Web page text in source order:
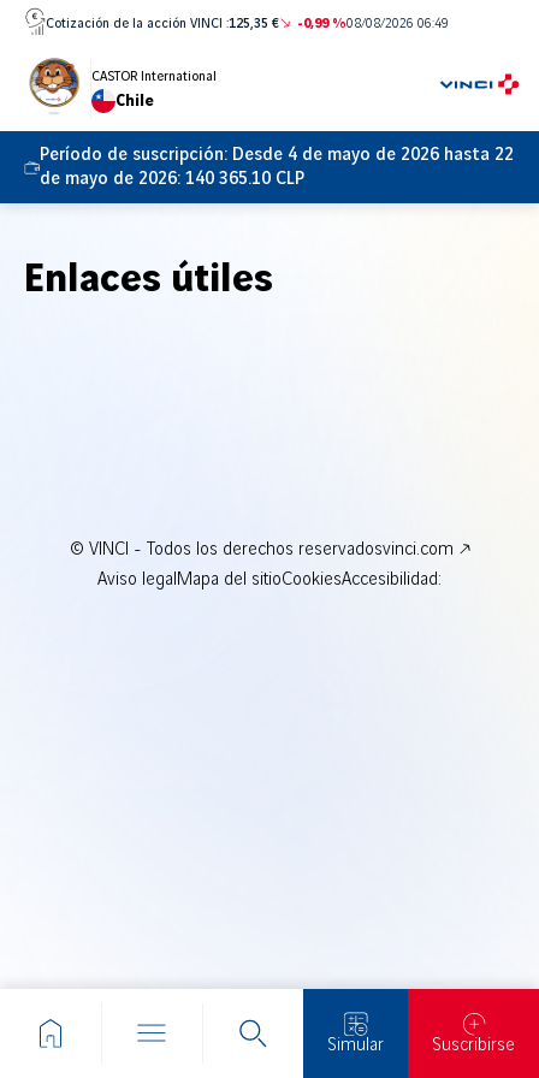
contenido
CASTOR International
Chile
Período de suscripción: Desde 4 de mayo de 2026 hasta 22
de mayo de 2026: 140 365.10 CLP
Cotización de la acción VINCI :125,35 € -0,99 %08/08/2026 06:49
Simular Suscribirse
Enlaces útiles
© VINCI - Todos los derechos reservadosvinci.com
Aviso legal Mapa del sitioCookiesAccesibilidad: